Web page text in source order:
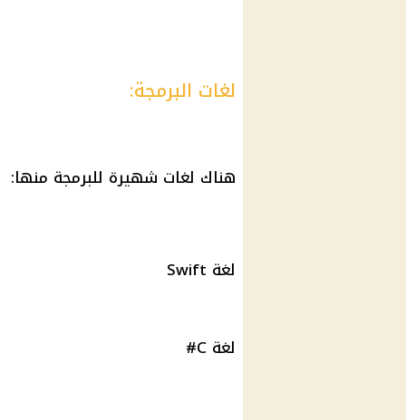
لغات البرمجة:
هناك لغات شهيرة للبرمجة منها:
لغة Swift
لغة C#